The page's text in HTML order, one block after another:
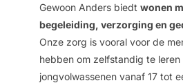
Gewoon Anders biedt wonen
begeleiding, verzorging en
Onze zorg is vooral voor de
hebben om zelfstandig te leren
jongvolwassenen vanaf 17 tot